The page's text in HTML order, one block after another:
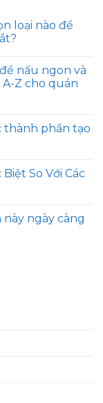
loại nào để
nấu ngon và
Z cho quán
thành phần tạo
So Với Các
này ngày càng